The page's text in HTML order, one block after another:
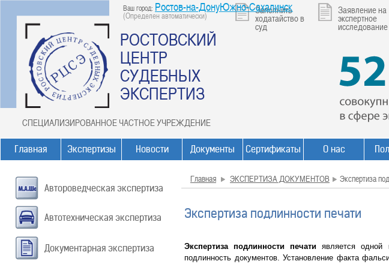
Ваш город: Ростов-на-ДонуЮжно-Сахалинск
(Определен автоматически)
РОСТОВСКИЙ
ЦЕНТР
СУДЕБНЫХ
ЭКСПЕРТИЗ
СПЕЦИАЛИЗИРОВАННОЕ ЧАСТНОЕ УЧРЕЖДЕНИЕ
Заполнить
ходатайство в
суд
Заявление на
экспертное
исследование
Главная Экспертизы Новости Документы Сертификаты О нас
Автороведческая экспертиза
Автотехническая экспертиза
Документарная экспертиза
Главная ЭКСПЕРТИЗА ДОКУМЕНТОВ Экспертиза
Экспертиза подлинности печати
Экспертиза подлинности печати является одной
подлинность документов. Установление факта